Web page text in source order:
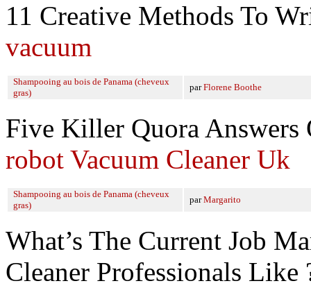
11 Creative Methods To
vacuum
Shampooing au bois de Panama (cheveux
gras)
parFlorene Boothe
Five Killer Quora Answers
robot Vacuum Cleaner Uk
Shampooing au bois de Panama (cheveux
gras)
parMargarito
What’s The Current Job
Cleaner Professionals Like